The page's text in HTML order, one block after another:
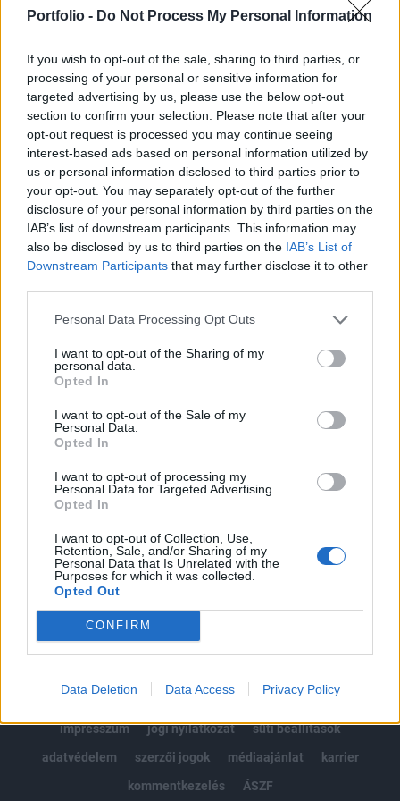
Portfolio - Do Not Process My Personal Information
If you wish to opt-out of the sale, sharing to third parties, or
processing of your personal or sensitive information for
targeted advertising by us, please use the below opt-out
section to confirm your selection. Please note that after your
opt-out request is processed you may continue seeing
interest-based ads based on personal information utilized by
us or personal information disclosed to third parties prior to
your opt-out. You may separately opt-out of the further
disclosure of your personal information by third parties on the
IAB’s list of downstream participants. This information may
also be disclosed by us to third parties on the IAB’s List of
Downstream Participants that may further disclose it to other
Personal Data Processing Opt Outs
I want to opt-out of the Sharing of my
personal data.
Opted In
I want to opt-out of the Sale of my
Personal Data.
Opted In
I want to opt-out of processing my
Personal Data for Targeted Advertising.
Opted In
I want to opt-out of Collection, Use,
Retention, Sale, and/or Sharing of my
Personal Data that Is Unrelated with the
Purposes for which it was collected.
Opted Out
CONFIRM
Data Deletion Data Access Privacy Policy
elkötelezettek az EU pénzügyi megsegítése
Követeléskezelési trendek 2026A Portfolio és az EOS közös
szervezésű félnapos konferenciája a kintlévőség-kezelés
egyik fontos hazai szakmai eseménye, amelyet immár 11.
éve rendezünk meg. Idén szeptemberben kiemelt figyelmet
fordítunk azokra a témákra, amelyek jelenleg leginkább
formálják a szakmát: a változó gazdaságpolitikai
környezet hatásaira, az új szabályozási...
KEDVES OLVASÓNK!
tartozik, melynek olvasása előfizetéses
regisztrációhoz kötött.
Az előfizetés a következőket tartalmazza:
Kötéslisták: BÉT elmúlt 2 év napon belüli
kötéslistái
Előfizetés
MÁR ELŐFIZETŐNK VAGY?BEJELENTKEZÉS
impresszum
jogi nyilatkozat
süti beállítások
adatvédelem
szerzői jogok médiaajánlat
karrier
kommentkezelés
ÁSZF